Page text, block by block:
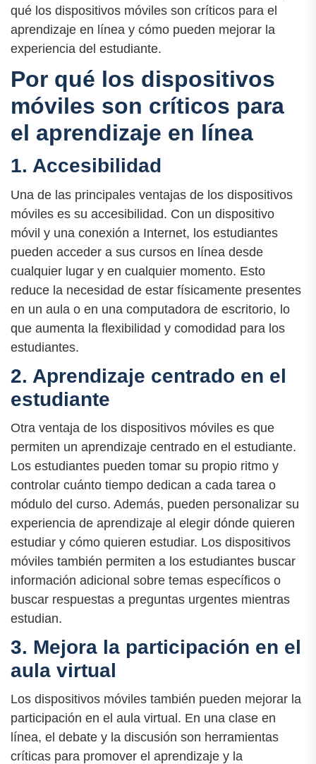
qué los dispositivos móviles son críticos para el
aprendizaje en línea y cómo pueden mejorar la
experiencia del estudiante.
Por qué los dispositivos
móviles son críticos para
el aprendizaje en línea
1. Accesibilidad
Una de las principales ventajas de los dispositivos
móviles es su accesibilidad. Con un dispositivo
móvil y una conexión a Internet, los estudiantes
pueden acceder a sus cursos en línea desde
cualquier lugar y en cualquier momento. Esto
reduce la necesidad de estar físicamente presentes
en un aula o en una computadora de escritorio, lo
que aumenta la flexibilidad y comodidad para los
estudiantes.
2. Aprendizaje centrado en el
estudiante
Otra ventaja de los dispositivos móviles es que
permiten un aprendizaje centrado en el estudiante.
Los estudiantes pueden tomar su propio ritmo y
controlar cuánto tiempo dedican a cada tarea o
módulo del curso. Además, pueden personalizar su
experiencia de aprendizaje al elegir dónde quieren
estudiar y cómo quieren estudiar. Los dispositivos
móviles también permiten a los estudiantes buscar
información adicional sobre temas específicos o
buscar respuestas a preguntas urgentes mientras
estudian.
3. Mejora la participación en el
aula virtual
Los dispositivos móviles también pueden mejorar la
participación en el aula virtual. En una clase en
línea, el debate y la discusión son herramientas
críticas para promover el aprendizaje y la